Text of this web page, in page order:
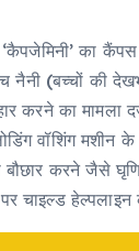
का
(बच्चों की
करने का मामला
वॉशिंग मशीन के
करने जैसे
पर चाइल्ड